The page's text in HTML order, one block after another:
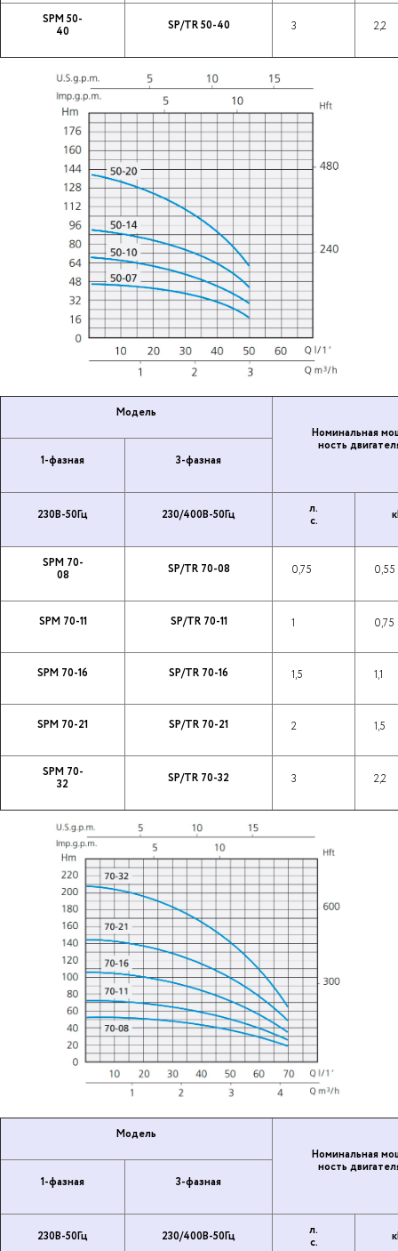
SPM 50-
40
SP/TR 50-40 3 2,2
Модель
Но­ми­наль­ная
ность
1-фазная
3-фазная
230В-50Гц 230/400В-50Гц
л.
с.
SPM 70-
08
SP/TR 70-08 0,75 0,55
SPM 70-11 SP/TR 70-11 1 0,75
SPM 70-16 SP/TR 70-16 1,5 1,1
SPM 70-21 SP/TR 70-21 2 1,5
SPM 70-
32
SP/TR 70-32 3 2,2
Модель
Но­ми­наль­ная
ность
1-фазная
3-фазная
230В-50Гц 230/400В-50Гц
л.
с.